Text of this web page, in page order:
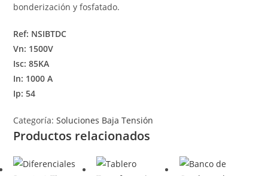
bonderización y fosfatado.
Ref: NSIBTDC
Vn: 1500V
Isc: 85KA
In: 1000 A
Ip: 54
Categoría:Soluciones Baja Tensión
Productos relacionados